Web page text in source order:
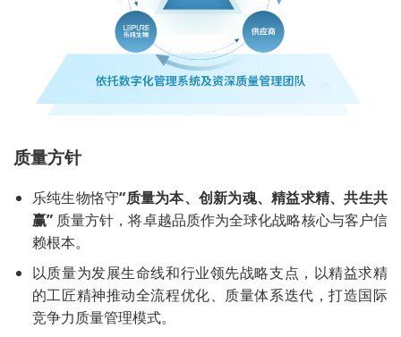
质量方针
乐纯生物恪守“质量为本、创新为魂、精益求精、共生共
赢” 质量方针，将卓越品质作为全球化战略核心与客户信
赖根本。
以质量为发展生命线和行业领先战略支点，以精益求精
的工匠精神推动全流程优化、质量体系迭代，打造国际
竞争力质量管理模式。